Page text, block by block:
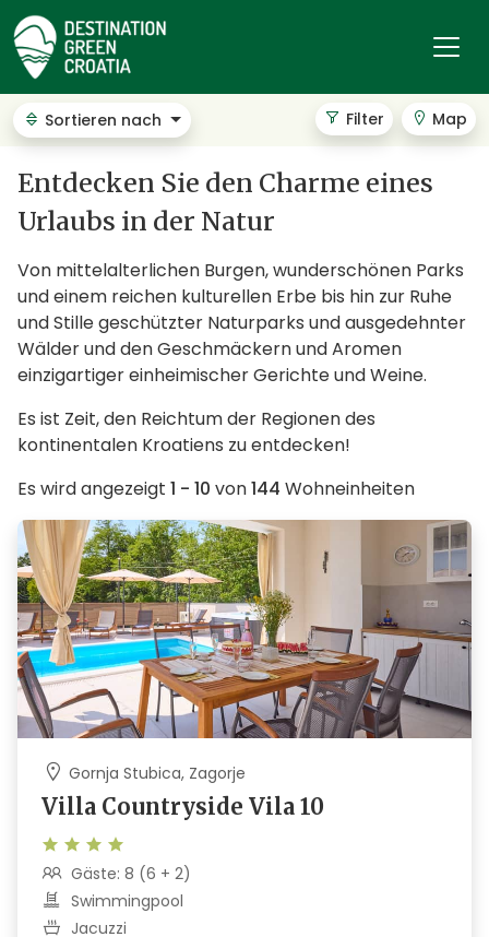
Sortieren nach Filter Map
Entdecken Sie den Charme eines
Urlaubs in der Natur
Von mittelalterlichen Burgen, wunderschönen Parks
und einem reichen kulturellen Erbe bis hin zur Ruhe
und Stille geschützter Naturparks und ausgedehnter
Wälder und den Geschmäckern und Aromen
einzigartiger einheimischer Gerichte und Weine.
Es ist Zeit, den Reichtum der Regionen des
kontinentalen Kroatiens zu entdecken!
Es wird angezeigt 1 - 10 von144 Wohneinheiten
Gornja Stubica, Zagorje
Villa Countryside Vila 10
Gäste: 8 (6 + 2)
Swimmingpool
Jacuzzi